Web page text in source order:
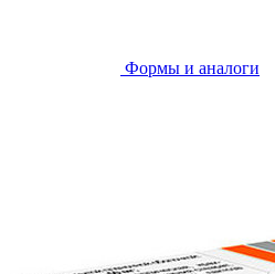
Формы и аналоги